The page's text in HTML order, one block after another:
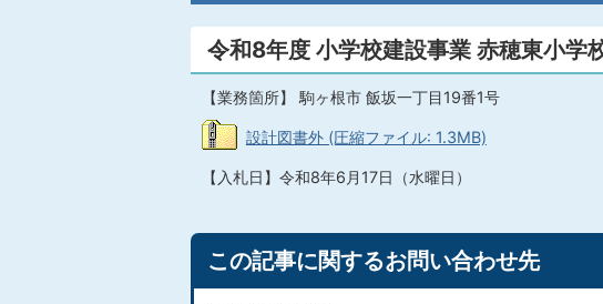
令和8年度 小学校建設事業 赤穂東小学
【業務箇所】 駒ヶ根市 飯坂一丁目19番1号
設計図書外 (圧縮ファイル: 1.3MB)
【入札日】令和8年6月17日（水曜日）
この記事に関するお問い合わせ先